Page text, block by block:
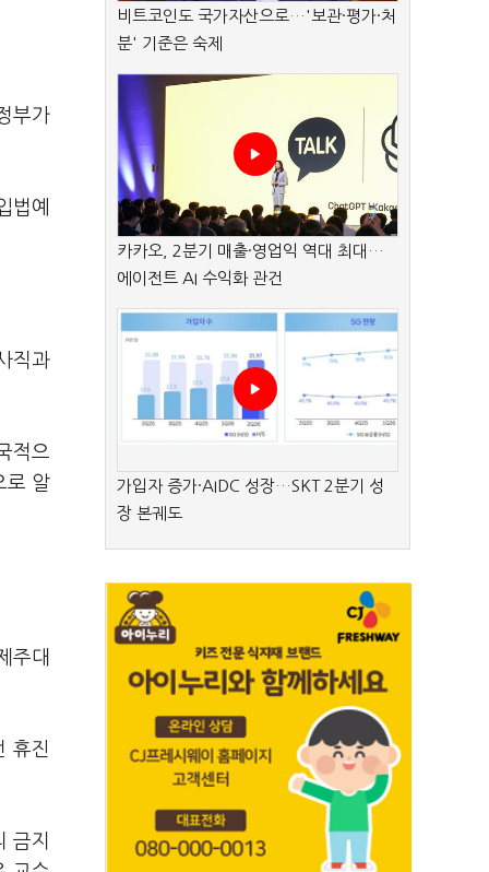
부가
법예
직과
적으
로 알
주대
휴진
금지
비트코인도 국가자산으로…'보관·평가·처
분' 기준은 숙제
카카오, 2분기 매출·영업익 역대 최대…
에이전트 AI 수익화 관건
가입자 증가·AIDC 성장…SKT 2분기 성
장 본궤도